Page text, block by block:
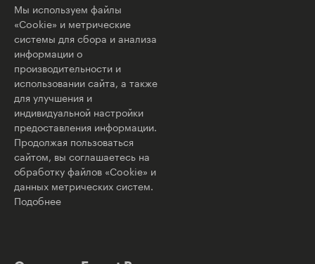
Мы используем файлы
«Cookie» и метрические
системы для сбора и анализа
информации о
производительности и
использовании сайта, а также
для улучшения и
индивидуальной настройки
предоставления информации.
Продолжая пользоваться
сайтом, вы соглашаетесь на
обработку файлов «Cookie» и
данных метрических систем.
Подобнее